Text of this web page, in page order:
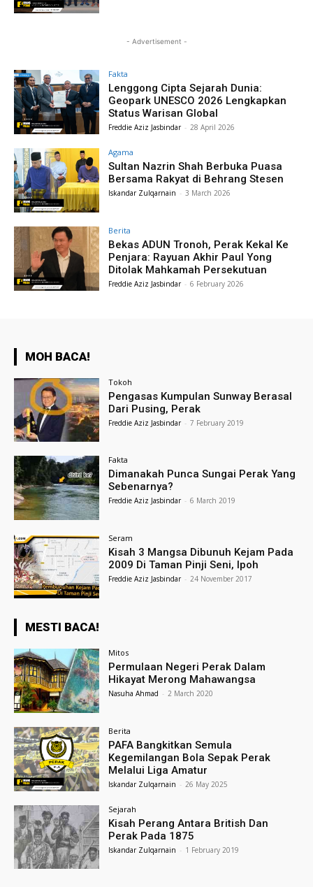
- Advertisement -
Fakta
Lenggong Cipta Sejarah Dunia:
Geopark UNESCO 2026 Lengkapkan
Status Warisan Global
Freddie Aziz Jasbindar - 28 April 2026
Agama
Sultan Nazrin Shah Berbuka Puasa
Bersama Rakyat di Behrang Stesen
Iskandar Zulqarnain - 3 March 2026
Berita
Bekas ADUN Tronoh, Perak Kekal Ke
Penjara: Rayuan Akhir Paul Yong
Ditolak Mahkamah Persekutuan
Freddie Aziz Jasbindar - 6 February 2026
MOH BACA!
Tokoh
Pengasas Kumpulan Sunway Berasal
Dari Pusing, Perak
Freddie Aziz Jasbindar - 7 February 2019
Fakta
Dimanakah Punca Sungai Perak Yang
Sebenarnya?
Freddie Aziz Jasbindar - 6 March 2019
Seram
Kisah 3 Mangsa Dibunuh Kejam Pada
2009 Di Taman Pinji Seni, Ipoh
Freddie Aziz Jasbindar - 24 November 2017
MESTI BACA!
Mitos
Permulaan Negeri Perak Dalam
Hikayat Merong Mahawangsa
Nasuha Ahmad - 2 March 2020
Berita
PAFA Bangkitkan Semula
Kegemilangan Bola Sepak Perak
Melalui Liga Amatur
Iskandar Zulqarnain - 26 May 2025
Sejarah
Kisah Perang Antara British Dan
Perak Pada 1875
Iskandar Zulqarnain - 1 February 2019